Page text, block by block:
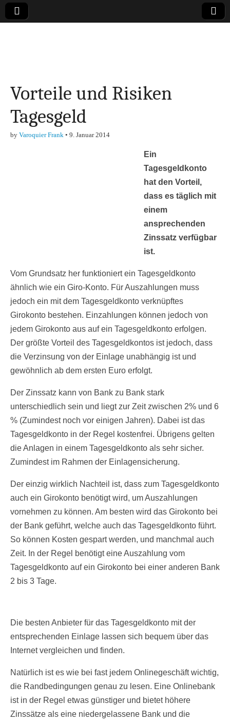
Finanzen,
Marketing-, Vertrieb-
& Investment-Tipps
Vorteile und Risiken
Tagesgeld
by Varoquier Frank • 9. Januar 2014
Ein
Tagesgeldkonto
hat den Vorteil,
dass es täglich mit
einem
ansprechenden
Zinssatz verfügbar
ist.
Vom Grundsatz her funktioniert ein Tagesgeldkonto
ähnlich wie ein Giro-Konto. Für Auszahlungen muss
jedoch ein mit dem Tagesgeldkonto verknüpftes
Girokonto bestehen. Einzahlungen können jedoch von
jedem Girokonto aus auf ein Tagesgeldkonto erfolgen.
Der größte Vorteil des Tagesgeldkontos ist jedoch, dass
die Verzinsung von der Einlage unabhängig ist und
gewöhnlich ab dem ersten Euro erfolgt.
Der Zinssatz kann von Bank zu Bank stark
unterschiedlich sein und liegt zur Zeit zwischen 2% und 6
% (Zumindest noch vor einigen Jahren). Dabei ist das
Tagesgeldkonto in der Regel kostenfrei. Übrigens gelten
die Anlagen in einem Tagesgeldkonto als sehr sicher.
Zumindest im Rahmen der Einlagensicherung.
Der einzig wirklich Nachteil ist, dass zum Tagesgeldkonto
auch ein Girokonto benötigt wird, um Auszahlungen
vornehmen zu können. Am besten wird das Girokonto bei
der Bank geführt, welche auch das Tagesgeldkonto führt.
So können Kosten gespart werden, und manchmal auch
Zeit. In der Regel benötigt eine Auszahlung vom
Tagesgeldkonto auf ein Girokonto bei einer anderen Bank
2 bis 3 Tage.
Die besten Anbieter für das Tagesgeldkonto mit der
entsprechenden Einlage lassen sich bequem über das
Internet vergleichen und finden.
Natürlich ist es wie bei fast jedem Onlinegeschäft wichtig,
die Randbedingungen genau zu lesen. Eine Onlinebank
ist in der Regel etwas günstiger und bietet höhere
Zinssätze als eine niedergelassene Bank und die